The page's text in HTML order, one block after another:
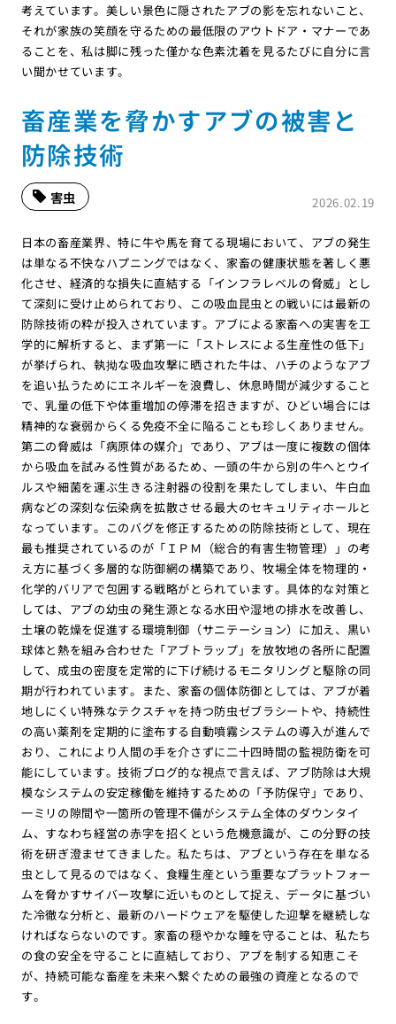
考えています。美しい景色に隠されたアブの影を忘れないこと、
それが家族の笑顔を守るための最低限のアウトドア・マナーであ
ることを、私は脚に残った僅かな色素沈着を見るたびに自分に言
い聞かせています。
畜産業を脅かすアブの被害と
防除技術
2026.02.19
害虫
日本の畜産業界、特に牛や馬を育てる現場において、アブの発生
は単なる不快なハプニングではなく、家畜の健康状態を著しく悪
化させ、経済的な損失に直結する「インフラレベルの脅威」とし
て深刻に受け止められており、この吸血昆虫との戦いには最新の
防除技術の粋が投入されています。アブによる家畜への実害を工
学的に解析すると、まず第一に「ストレスによる生産性の低下」
が挙げられ、執拗な吸血攻撃に晒された牛は、ハチのようなアブ
を追い払うためにエネルギーを浪費し、休息時間が減少すること
で、乳量の低下や体重増加の停滞を招きますが、ひどい場合には
精神的な衰弱からくる免疫不全に陥ることも珍しくありません。
第二の脅威は「病原体の媒介」であり、アブは一度に複数の個体
から吸血を試みる性質があるため、一頭の牛から別の牛へとウイ
ルスや細菌を運ぶ生きる注射器の役割を果たしてしまい、牛白血
病などの深刻な伝染病を拡散させる最大のセキュリティホールと
なっています。このバグを修正するための防除技術として、現在
最も推奨されているのが「ＩＰＭ（総合的有害生物管理）」の考
え方に基づく多層的な防御網の構築であり、牧場全体を物理的・
化学的バリアで包囲する戦略がとられています。具体的な対策と
しては、アブの幼虫の発生源となる水田や湿地の排水を改善し、
土壌の乾燥を促進する環境制御（サニテーション）に加え、黒い
球体と熱を組み合わせた「アブトラップ」を放牧地の各所に配置
して、成虫の密度を定常的に下げ続けるモニタリングと駆除の同
期が行われています。また、家畜の個体防御としては、アブが着
地しにくい特殊なテクスチャを持つ防虫ゼブラシートや、持続性
の高い薬剤を定期的に塗布する自動噴霧システムの導入が進んで
おり、これにより人間の手を介さずに二十四時間の監視防衛を可
能にしています。技術ブログ的な視点で言えば、アブ防除は大規
模なシステムの安定稼働を維持するための「予防保守」であり、
一ミリの隙間や一箇所の管理不備がシステム全体のダウンタイ
ム、すなわち経営の赤字を招くという危機意識が、この分野の技
術を研ぎ澄ませてきました。私たちは、アブという存在を単なる
虫として見るのではなく、食糧生産という重要なプラットフォー
ムを脅かすサイバー攻撃に近いものとして捉え、データに基づい
た冷徹な分析と、最新のハードウェアを駆使した迎撃を継続しな
ければならないのです。家畜の穏やかな瞳を守ることは、私たち
の食の安全を守ることに直結しており、アブを制する知恵こそ
が、持続可能な畜産を未来へ繋ぐための最強の資産となるので
す。